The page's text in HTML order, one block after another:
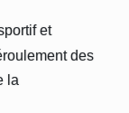
et
des
la